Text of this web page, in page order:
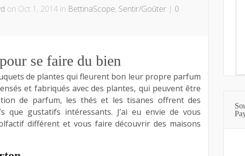
on Oct 1, 2014 in BettinaScope, Sentir/Goûter | 0
se faire du bien
de plantes qui fleurent bon leur propre parfum
et fabriqués avec des plantes, qui peuvent être
de parfum, les thés et les tisanes offrent des
que gustatifs intéressants. J’ai eu envie de vous
différent et vous faire découvrir des maisons